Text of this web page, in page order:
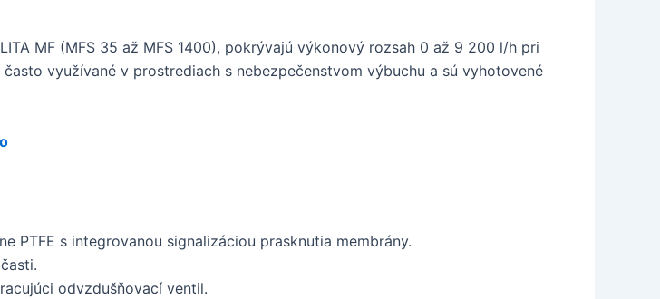
MF (MFS 35 až MFS 1400), pokrývajú výkonový rozsah 0 až 9 200 l/h pri
využívané v prostrediach s nebezpečenstvom výbuchu a sú vyhotovené
PTFE s integrovanou signalizáciou prasknutia membrány.
odvzdušňovací ventil.